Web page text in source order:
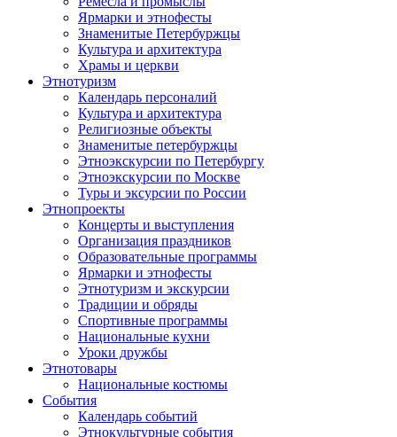
Ярмарки и этнофесты
Знаменитые Петербуржцы
Культура и архитектура
Храмы и церкви
Этнотуризм
Календарь персоналий
Культура и архитектура
Религиозные объекты
Знаменитые петербуржцы
Этноэкскурсии по Петербургу
Этноэкскурсии по Москве
Туры и эксурсии по России
Этнопроекты
Концерты и выступления
Организация праздников
Образовательные программы
Ярмарки и этнофесты
Этнотуризм и экскурсии
Традиции и обряды
Спортивные программы
Национальные кухни
Уроки дружбы
Этнотовары
Национальные костюмы
События
Календарь событий
Этнокультурные события